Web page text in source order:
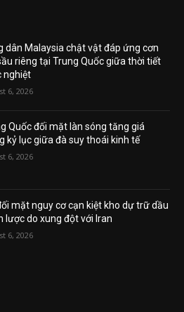
dân Malaysia chật vật đáp ứng cơn
riêng tại Trung Quốc giữa thời tiết
nghiệt
6, 2026
Quốc đối mặt làn sóng tăng giá
kỷ lục giữa đà suy thoái kinh tế
6, 2026
mặt nguy cơ cạn kiệt kho dự trữ dầu
lược do xung đột với Iran
6, 2026